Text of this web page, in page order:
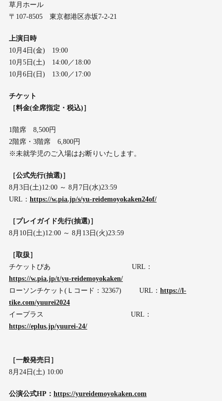
草月ホール
〒107-8505 東京都港区赤坂7-2-21
上演日時
10月4日(金) 19:00
10月5日(土) 14:00／18:00
10月6日(日) 13:00／17:00
チケット
［料金(全席指定・税込)］
1階席 8,500円
2階席・3階席 6,800円
※未就学児のご入場はお断りいたします。
［公式先行(抽選)］
8月3日(土)12:00 ～ 8月7日(水)23:59
URL： https://w.pia.jp/s/yu-reidemoyokaken24of/
［プレイガイド先行(抽選)］
8月10日(土)12:00 ～ 8月13日(火)23:59
［取扱］
チケットぴあ URL：
https://w.pia.jp/t/yu-reidemoyokaken/
ローソンチケット(Ｌコード：32367) URL： https://l-
tike.com/yuurei2024
イープラス URL：
https://eplus.jp/yuurei-24/
［一般発売日］
8月24日(土) 10:00
公演公式HP： https://yureidemoyokaken.com